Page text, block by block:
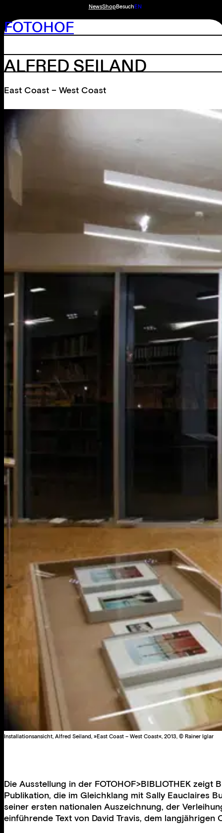
NewsShopBesuchEN
FOTOHOF
ALFRED SEILAND
East Coast – West Coast
Installationsansicht, Alfred Seiland, »East Coast – West Coast«, 2013, © Rainer Iglar
Die Ausstellung in der FOTOHOF>BIBLIOTHEK
Publikation, die im Gleichklang mit Sally Eauclaires
seiner ersten nationalen Auszeichnung, der
einführende Text von David Travis, dem